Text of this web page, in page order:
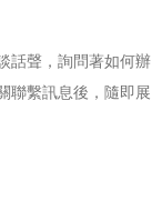
話聲，詢問著如何辦
聯繫訊息後，隨即展